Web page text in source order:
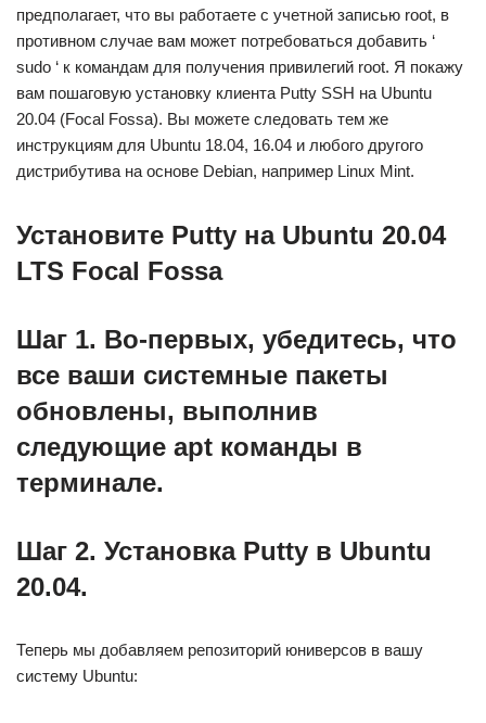
предполагает, что вы работаете с учетной записью root, в
противном случае вам может потребоваться добавить ‘
sudo ‘ к командам для получения привилегий root. Я покажу
вам пошаговую установку клиента Putty SSH на Ubuntu
20.04 (Focal Fossa). Вы можете следовать тем же
инструкциям для Ubuntu 18.04, 16.04 и любого другого
дистрибутива на основе Debian, например Linux Mint.
Установите Putty на Ubuntu 20.04
LTS Focal Fossa
Шаг 1. Во-первых, убедитесь, что
все ваши системные пакеты
обновлены, выполнив
следующие apt команды в
терминале.
Шаг 2. Установка Putty в Ubuntu
20.04.
Теперь мы добавляем репозиторий юниверсов в вашу
систему Ubuntu: